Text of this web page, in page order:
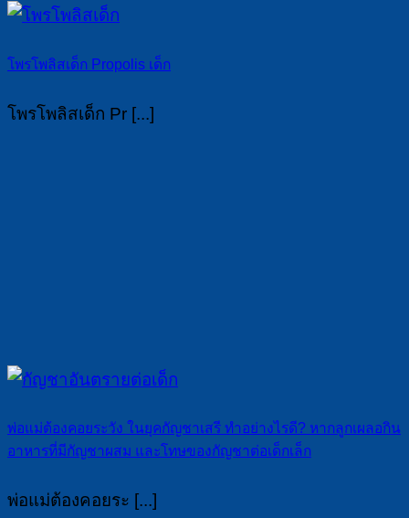
โพรโพลิสเด็ก Propolis เด็ก
โพรโพลิสเด็ก Pr [...]
พ่อแม่ต้องคอยระวัง ในยุคกัญชาเสรี ทำอย่างไรดี? หากลูกเผลอกิน
อาหารที่มีกัญชาผสม และโทษของกัญชาต่อเด็กเล็ก
พ่อแม่ต้องคอยระ [...]